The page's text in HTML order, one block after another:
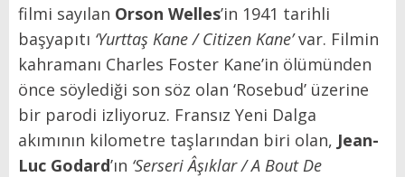
filmi sayılan Orson Welles’in 1941 tarihli
başyapıtı ‘Yurttaş Kane / Citizen Kane’var. Filmin
kahramanı Charles Foster Kane’in ölümünden
önce söylediği son söz olan ‘Rosebud’ üzerine
bir parodi izliyoruz. Fransız Yeni Dalga
akımının kilometre taşlarından biri olan, Jean-
Luc Godard’ın ‘Serseri Âşıklar / A Bout De